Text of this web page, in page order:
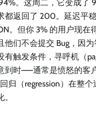
。这周二，它变成了
都返回了 200。延迟平
。但你 3% 的用户现在
他们不会提交 Bug，因为
有触发条件，寻呼机（
到时——通常是愤怒的客
归（regression）在整